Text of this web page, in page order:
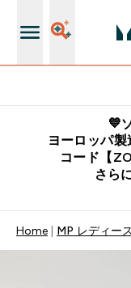
💙
ヨーロッパ
コード【
さら
Home MP レディー